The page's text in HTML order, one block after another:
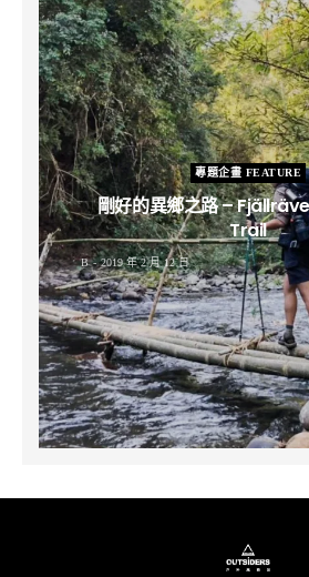
專題企畫 FEATURE
剛好的異鄉之路 –
Trail
B 2019 年 2 月 12 日